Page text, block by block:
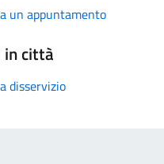
un appuntamento
in città
disservizio